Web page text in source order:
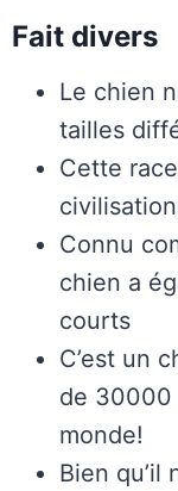
Fait divers
Le chien
tailles
Cette
Connu
chien a
courts
C’est un
de 30000
monde!
Bien qu’il